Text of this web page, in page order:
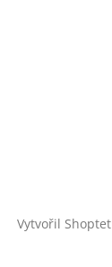
Vytvořil Shoptet